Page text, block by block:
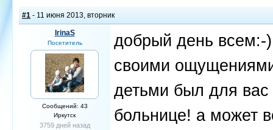
#1 - 11 июня 2013, вторник
IrinaS
Посетитель
Сообщений: 43
Иркутск
3759 дней назад
добрый день всем:-
своими
детьми был для
больнице! а может